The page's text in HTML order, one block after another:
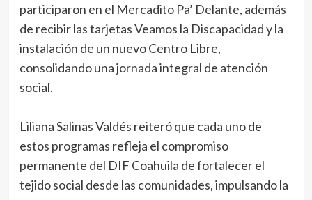
participaron en el Mercadito Pa’ Delante, además
de recibir las tarjetas Veamos la Discapacidad y la
instalación de un nuevo Centro Libre,
consolidando una jornada integral de atención
social.
Liliana Salinas Valdés reiteró que cada uno de
estos programas refleja el compromiso
permanente del DIF Coahuila de fortalecer el
tejido social desde las comunidades, impulsando la